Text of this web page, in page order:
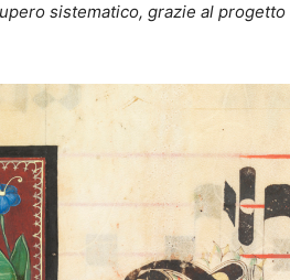
sistematico, grazie al